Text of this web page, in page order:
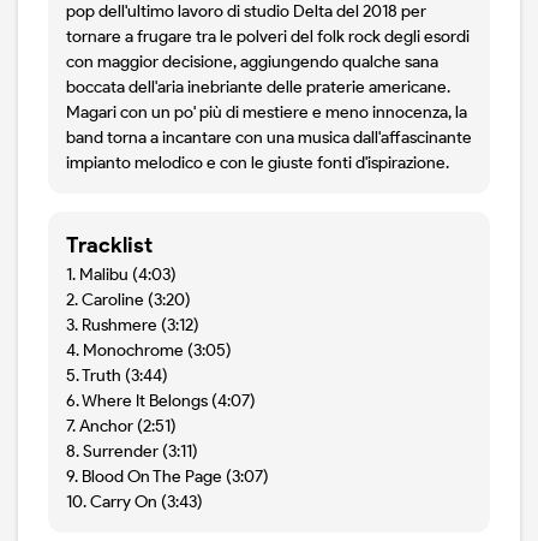
pop dell'ultimo lavoro di studio Delta del 2018 per
tornare a frugare tra le polveri del folk rock degli esordi
con maggior decisione, aggiungendo qualche sana
boccata dell'aria inebriante delle praterie americane.
Magari con un po' più di mestiere e meno innocenza, la
band torna a incantare con una musica dall'affascinante
impianto melodico e con le giuste fonti d'ispirazione.
Tracklist
1. Malibu (4:03)
2. Caroline (3:20)
3. Rushmere (3:12)
4. Monochrome (3:05)
5. Truth (3:44)
6. Where It Belongs (4:07)
7. Anchor (2:51)
8. Surrender (3:11)
9. Blood On The Page (3:07)
10. Carry On (3:43)